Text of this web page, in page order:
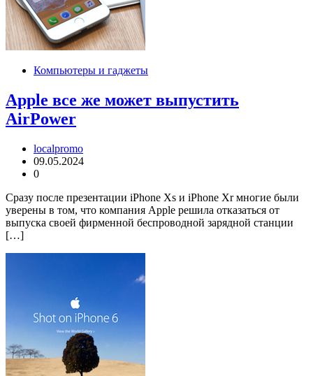
Компьютеры и гаджеты
Apple все же может выпустить
AirPower
localpromo
09.05.2024
0
Сразу после презентации iPhone Xs и iPhone Xr многие были
уверены в том, что компания Apple решила отказаться от
выпуска своей фирменной беспроводной зарядной станции
[…]